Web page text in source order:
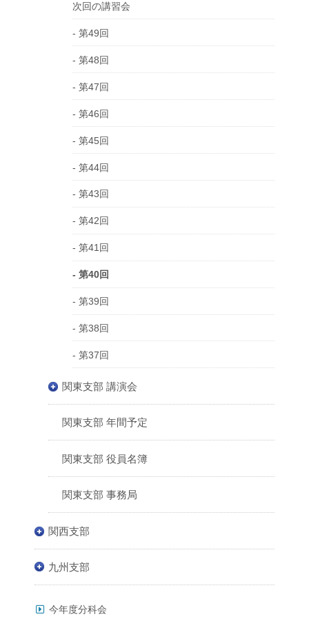
次回の講習会
- 第49回
- 第48回
- 第47回
- 第46回
- 第45回
- 第44回
- 第43回
- 第42回
- 第41回
- 第40回
- 第39回
- 第38回
- 第37回
関東支部 講演会
関東支部 年間予定
関東支部 役員名簿
関東支部 事務局
関西支部
九州支部
今年度分科会